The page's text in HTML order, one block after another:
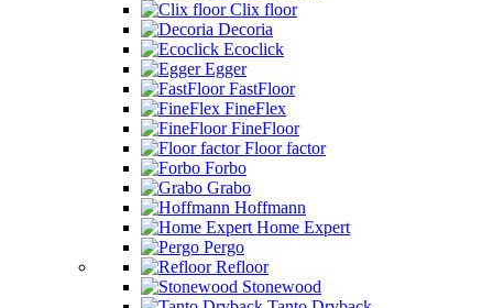
Clix floor
Decoria
Ecoclick
Egger
FastFloor
FineFlex
FineFloor
Floor factor
Forbo
Grabo
Hoffmann
Home Expert
Pergo
Refloor
Stonewood